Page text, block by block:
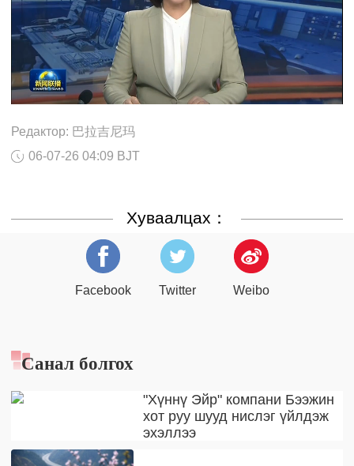
Редактор: 巴拉吉尼玛
06-07-26 04:09 BJT
Хуваалцах：
Facebook Twitter Weibo
Санал болгох
"Хүннү Эйр" компани Бээжин
хот руу шууд нислэг үйлдэж
эхэллээ